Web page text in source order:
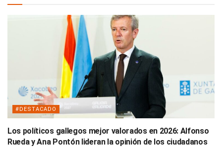
#DESTACADO
Los políticos gallegos mejor valorados en 2026: Alfonso
Rueda y Ana Pontón lideran la opinión de los ciudadanos